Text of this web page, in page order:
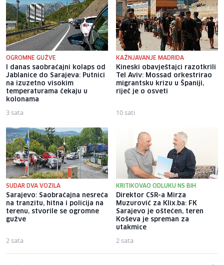
OGROMNE GUŽVE
I danas saobraćajni kolaps od
Jablanice do Sarajeva: Putnici
na izuzetno visokim
temperaturama čekaju u
kolonama
3 sata
KAŽNJAVANJE MADRIDA
Kineski obavještajci razotkrili
Tel Aviv: Mossad orkestrirao
migrantsku krizu u Španiji,
riječ je o osveti
10 sati
SUDAR DVA VOZILA
Sarajevo: Saobraćajna nesreća
na tranzitu, hitna i policija na
terenu, stvorile se ogromne
gužve
2 sata
KRITIKOVAO ODLUKU NS BIH
Direktor CSR-a Mirza
Muzurović za Klix.ba: FK
Sarajevo je oštećen, teren
Koševa je spreman za
utakmice
2 sata